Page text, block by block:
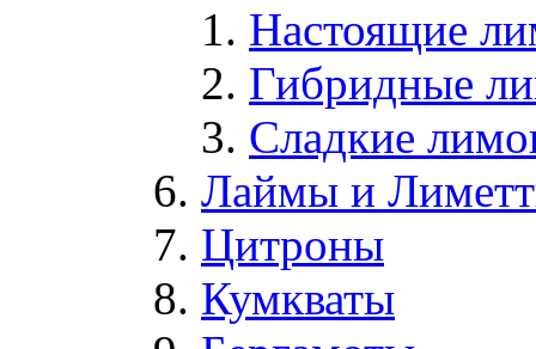
Настоящие
Гибридные
Сладкие
Лаймы и
Цитроны
Кумкваты